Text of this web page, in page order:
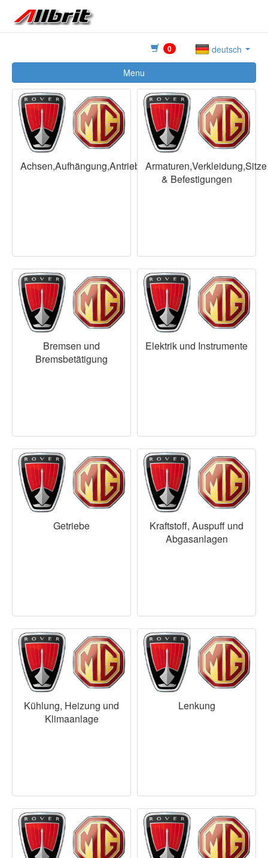
0
deutsch
Menu
Achsen,Aufhängung,Antriebswellen,RäderArmaturen,Verkleidung,Sitze
& Befestigungen
Bremsen und
Bremsbetätigung
Elektrik und Instrumente
Getriebe
Kraftstoff, Auspuff und
Abgasanlagen
Kühlung, Heizung und
Klimaanlage
Lenkung